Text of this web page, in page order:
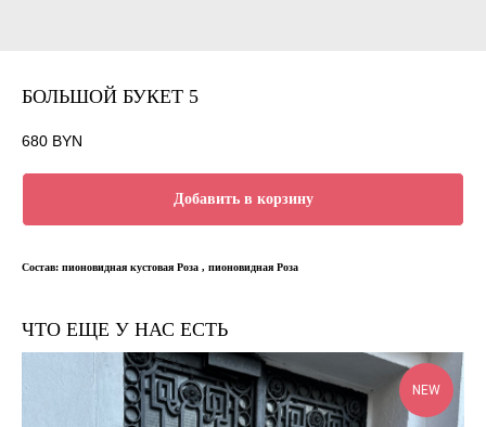
БОЛЬШОЙ БУКЕТ 5
680 BYN
Добавить в корзину
Состав: пионовидная кустовая Роза , пионовидная Роза
ЧТО ЕЩЕ У НАС ЕСТЬ
NEW